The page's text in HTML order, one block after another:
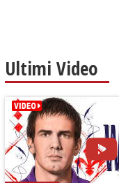
Ultimi Video